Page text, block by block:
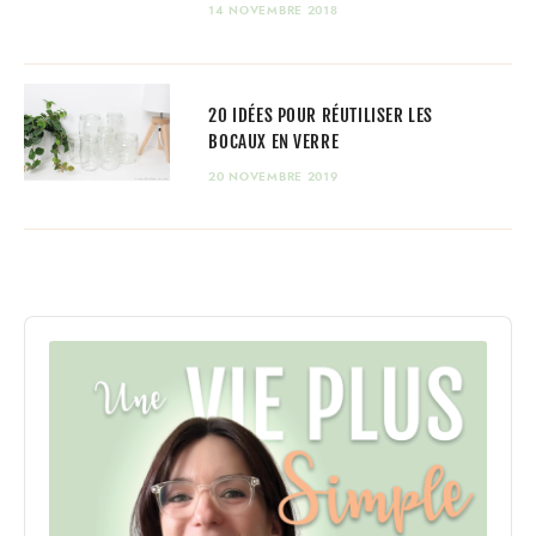
14 NOVEMBRE 2018
20 IDÉES POUR RÉUTILISER LES
BOCAUX EN VERRE
20 NOVEMBRE 2019
Audio
Player